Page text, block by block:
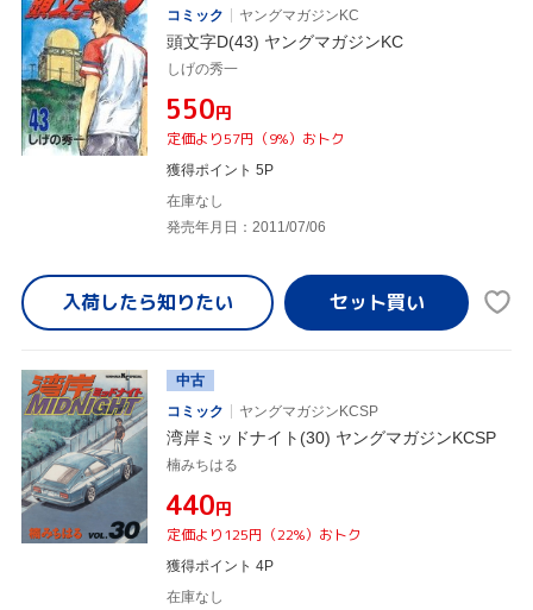
コミック
ヤングマガジンKC
頭文字D(43) ヤングマガジンKC
しげの秀一
¥550円
定価より57円（9%）おトク
獲得ポイント 5P
在庫なし
発売年月日：2011/07/06
入荷したら知りたい
中古
コミック
ヤングマガジンKCSP
湾岸ミッドナイト(30) ヤングマガジンKCSP
楠みちはる
¥440円
定価より125円（22%）おトク
獲得ポイント 4P
在庫なし